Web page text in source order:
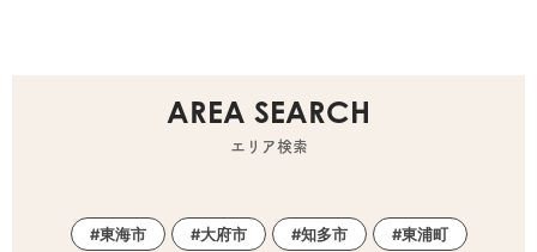
AREA SEARCH
エリア検索
東海市 大府市 知多市 東浦町